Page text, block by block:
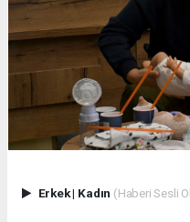
Erkek| Kadın (Haberi Sesli